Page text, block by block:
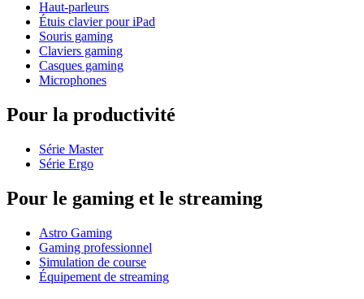
Haut-parleurs
Étuis clavier pour iPad
Souris gaming
Claviers gaming
Casques gaming
Microphones
Pour la productivité
Série Master
Série Ergo
Pour le gaming et le streaming
Astro Gaming
Gaming professionnel
Simulation de course
Équipement de streaming